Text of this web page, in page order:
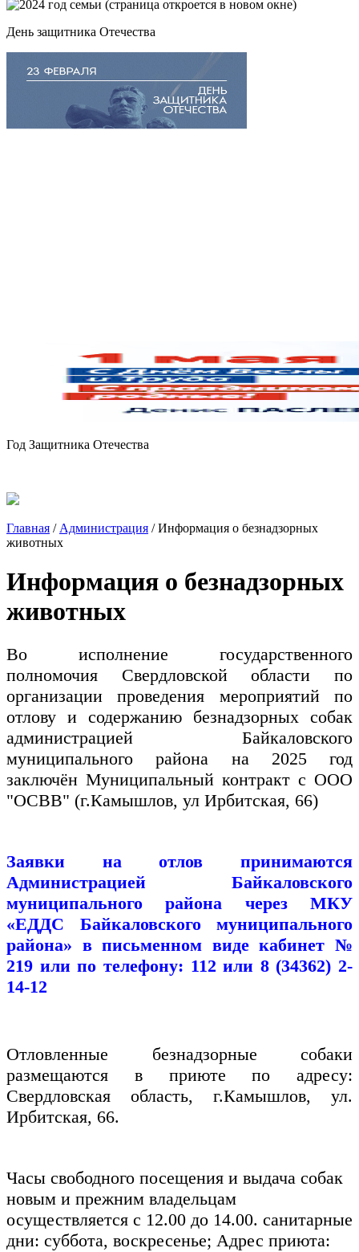
День защитника Отечества
Год Защитника Отечества
Главная / Администрация /Информация о безнадзорных
животных
Информация о безнадзорных
животных
Во исполнение государственного
полномочия Свердловской области по
организации проведения мероприятий по
отлову и содержанию безнадзорных собак
администрацией Байкаловского
муниципального района на 2025 год
заключён Муниципальный контракт с ООО
"ОСВВ" (г.Камышлов, ул Ирбитская, 66)
Заявки на отлов принимаются
Администрацией Байкаловского
муниципального района через МКУ
«ЕДДС Байкаловского муниципального
района» в письменном виде кабинет №
219 или по телефону: 112 или 8 (34362) 2-
14-12
Отловленные безнадзорные собаки
размещаются в приюте по адресу:
Свердловская область, г.Камышлов, ул.
Ирбитская, 66.
Часы свободного посещения и выдача собак
новым и прежним владельцам
осуществляется с 12.00 до 14.00. санитарные
дни: суббота, воскресенье; Адрес приюта: